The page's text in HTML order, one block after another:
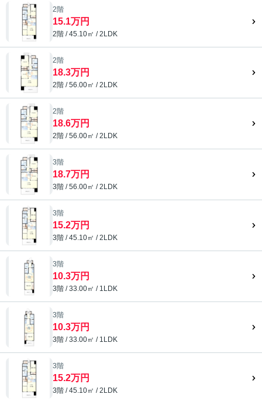
2階
15.1万円
2階 / 45.10㎡ / 2LDK
2階
18.3万円
2階 / 56.00㎡ / 2LDK
2階
18.6万円
2階 / 56.00㎡ / 2LDK
3階
18.7万円
3階 / 56.00㎡ / 2LDK
3階
15.2万円
3階 / 45.10㎡ / 2LDK
3階
10.3万円
3階 / 33.00㎡ / 1LDK
3階
10.3万円
3階 / 33.00㎡ / 1LDK
3階
15.2万円
3階 / 45.10㎡ / 2LDK